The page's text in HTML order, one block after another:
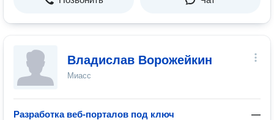
Владислав Ворожейкин
Миасс
Разработка веб-порталов под ключ —